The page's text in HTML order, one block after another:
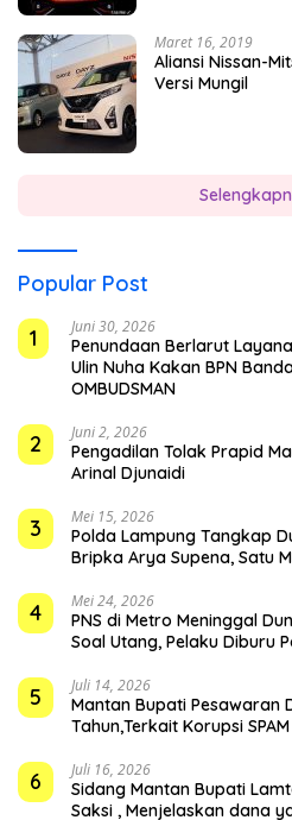
Maret 16, 2019
Aliansi Nissan-
Versi Mungil
Popular Post
1
Juni 30, 2026
Penundaan Berlarut
Ulin Nuha Kakan BPN
OMBUDSMAN
2 Juni 2, 2026
Pengadilan Tolak Prapid
Arinal Djunaidi
3 Mei 15, 2026
Polda Lampung Tangkap
Bripka Arya Supena, Satu
4 Mei 24, 2026
PNS di Metro Meninggal
Soal Utang, Pelaku Diburu
5 Juli 14, 2026
Mantan Bupati Pesawaran
Tahun,Terkait Korupsi SPAM
6 Juli 16, 2026
Sidang Mantan Bupati
Saksi , Menjelaskan dana